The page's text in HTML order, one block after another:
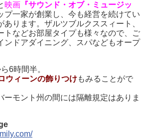
映画 『サウンド・オブ・ミュージッ
プ一家が創業し、今も経営を続けてい
あります。ザルツブルクススィート、
トなどお部屋タイプも様々なので、ご
ンドアダイニング、スパなどもオープ
6時間半。
ウィーンの飾りつけもみることがで
ーモント州の間には隔離規定はありま